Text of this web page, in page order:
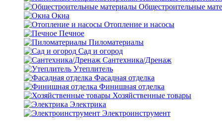
Общестроительные
Окна
Отопление и насосы
Печное
Пиломатериалы
Сад и огород
Сантехника/Дренаж
Утеплитель
Фасадная отделка
Финишная отделка
Хозяйственные товары
Электрика
Электроинструмент